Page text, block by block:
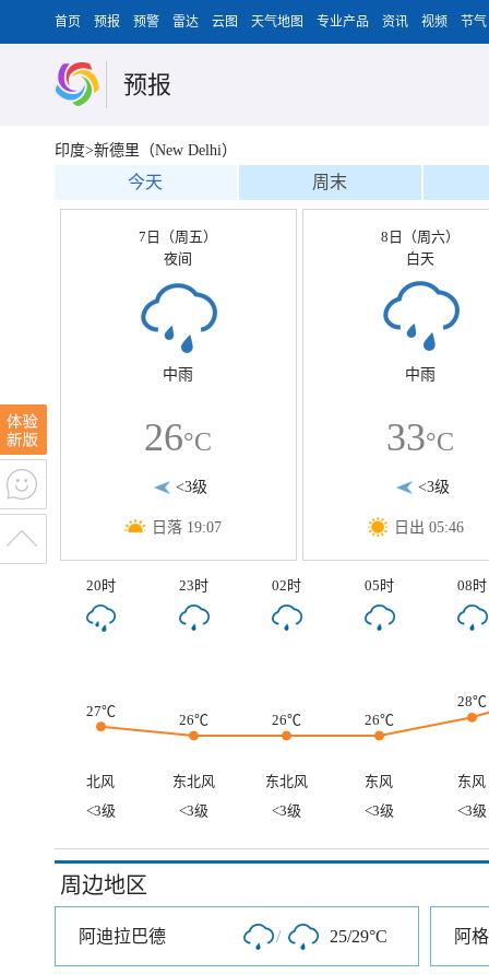
首页 预报 预警 雷达 云图 天气地图 专业产品 资讯 视频 节气
预报
印度>新德里（New Delhi）
今天 周末
7日（周五）
夜间
中雨
26°C
<3级
日落 19:07
8日（周六）
白天
中雨
33°C
<3级
日出 05:46
20时 23时 02时 05时 08时
27℃
26℃ 26℃ 26℃
28℃
北风 东北风 东北风 东风
东风
<3级
<3级 <3级 <3级 <3级
周边地区
阿迪拉巴德 / 25/29°C 阿